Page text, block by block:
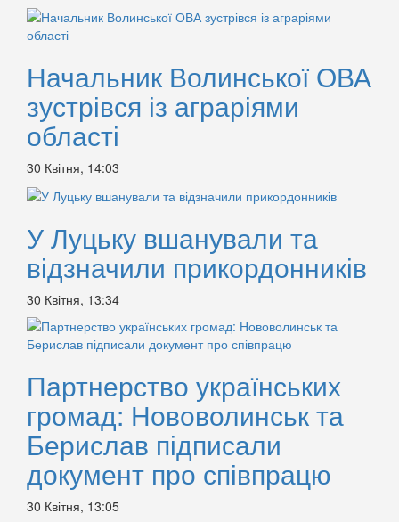
Начальник Волинської ОВА
зустрівся із аграріями
області
30 Квітня, 14:03
У Луцьку вшанували та
відзначили прикордонників
30 Квітня, 13:34
Партнерство українських
громад: Нововолинськ та
Берислав підписали
документ про співпрацю
30 Квітня, 13:05